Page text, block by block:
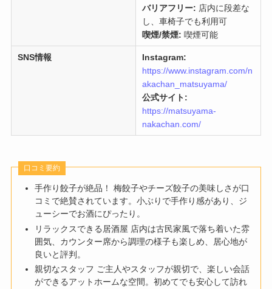
バリアフリー: 店内に段差な
し、車椅子でも利用可
喫煙/禁煙: 喫煙可能
SNS情報
Instagram:
https://www.instagram.com/n
akachan_matsuyama/
公式サイト:
https://matsuyama-
nakachan.com/
口コミ要約
手作り餃子が絶品！ 梅餃子やチーズ餃子の美味しさが口
コミで絶賛されています。小ぶりで手作り感があり、ジ
ューシーでお酒にぴったり。
リラックスできる居酒屋 店内は古民家風で落ち着いた雰
囲気、カウンター席から調理の様子も楽しめ、居心地が
良いと評判。
親切なスタッフ ご主人やスタッフが親切で、楽しい会話
ができるアットホームな空間。初めてでも安心して訪れ